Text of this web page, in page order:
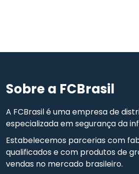
Sobre a FCBrasil
A FCBrasil é uma empresa de
especializada em segurança da
Estabelecemos parcerias com
qualificados e com produtos de
vendas no mercado brasileiro.